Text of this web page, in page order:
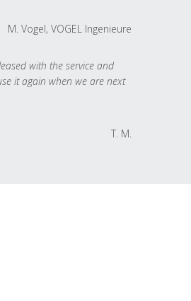
M. Vogel, VOGEL Ingenieure
with the service and
it again when we are next
T. M.